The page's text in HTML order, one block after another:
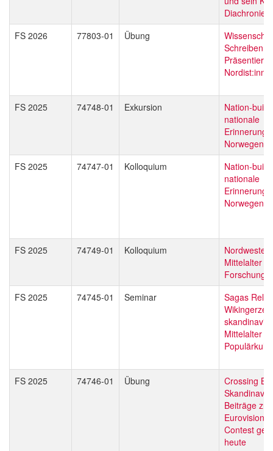
Diachronie
FS 2026
77803-01 Übung
Schreiben
FS 2025 74748-01 Exkursion
Nation-
nationale
Norwegen
FS 2025
74747-01 Kolloquium
Nation-
nationale
Norwegen
FS 2025 74749-01 Kolloquium
Mittelalter -
Forschung
FS 2025
74745-01 Seminar
Sagas
Mittelalter
FS 2025 74746-01 Übung
Crossing
Beiträge
Eurovision
Contest
heute